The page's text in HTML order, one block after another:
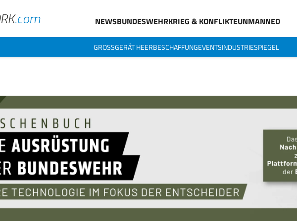
NEWSBUNDESWEHRKRIEG & KONFLIKTEUNMANNED
GROSSGERÄT HEERBESCHAFFUNGEVENTSINDUSTRIESPIEGEL